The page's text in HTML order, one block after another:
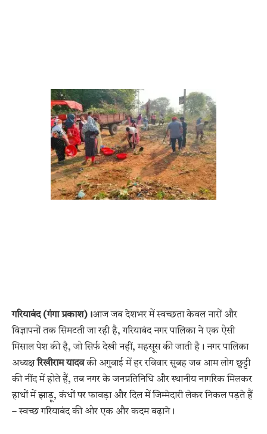
गरियाबंद (गंगा प्रकाश)।आज जब देशभर में स्वच्छता केवल नारों और
विज्ञापनों तक सिमटती जा रही है, गरियाबंद नगर पालिका ने एक ऐसी
मिसाल पेश की है, जो सिर्फ देखी नहीं, महसूस की जाती है। नगर पालिका
अध्यक्षरिखीराम यादवकी अगुवाई में हर रविवार सुबह जब आम लोग छुट्टी
की नींद में होते हैं, तब नगर के जनप्रतिनिधि और स्थानीय नागरिक मिलकर
हाथों में झाड़ू, कंधों पर फावड़ा और दिल में जिम्मेदारी लेकर निकल पड़ते हैं
– स्वच्छ गरियाबंद की ओर एक और कदम बढ़ाने।